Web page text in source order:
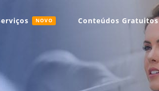
NOVO Conteúdos Gratuitos